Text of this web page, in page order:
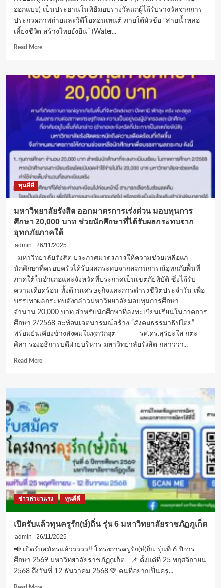
ออกแบบ) เป็นประธานในพิธีมอบรางวัลแก่ผู้ได้รับรางวัลจากการ
ประกวดภาพถ่ายและวิดีโอคอนเทนต์ ภายใต้หัวข้อ “สายน้ำหล่อ
เลี้ยงชีวิต สร้างไทยยั่งยืน” (Water...
Read MoreRead
กรมชลประทาน
ประกวด
ภาพถ่าย
และ
วิดีโอ
คอน
เทนต์
“สายน้ำ
หล่อ
เลี้ยง
ชีวิต
สร้าง
ยั่งยืน”
ทุนดีดี
มหาวิทยาลัยรังสิต ออกมาตรการเร่งด่วน มอบทุนการ
ศึกษา 20,000 บาท ช่วยนักศึกษาที่ได้รับผลกระทบจาก
อุทกภัยภาคใต้
admin
26/11/2025
มหาวิทยาลัยรังสิต ประกาศมาตรการให้ความช่วยเหลือแก่
นักศึกษาที่ครอบครัวได้รับผลกระทบจากสถานการณ์อุทกภัยพื้นที่
ภาคใต้ในอำเภอและจังหวัดที่ประกาศเป็นเขตภัยพิบัติ ซึ่งได้รับ
ความเดือดร้อน ทั้งด้านเศรษฐกิจและการดำรงชีวิตประจำวัน เพื่อ
บรรเทาผลกระทบดังกล่าวมหาวิทยาลัยมอบทุนการศึกษา
จำนวน 20,000 บาท สำหรับนักศึกษาที่ลงทะเบียนเรียนในภาคการ
ศึกษา 2/2568 สะท้อนเจตนารมณ์สร้าง “สังคมธรรมาธิปไตย”
พร้อมยืนเคียงข้างสังคมในทุกวิกฤต รศ.ดร.สุริยะใส กตะ
ศิลา รองอธิการบดีฝ่ายบริหาร มหาวิทยาลัยรังสิต กล่าวว่า...
Read MoreRead
มหาวิทยาลัย
รังสิต
ออก
มาตรการ
เร่ง
ด่วน
มอบ
ทุน
20,000
บาท
ช่วย
ที่
ได้
รับ
ผลก
ระ
จาก
ข่าวล่ามาแรง ทุนดีดี
เปิดรับแล้วทุนครูรัก(ษ์)ถิ่น รุ่น 6 มหาวิทยาลัยราชภัฏภูเก็ต
admin
26/11/2025
📢 เปิดรับสมัครแล้ววววว!! โครงการครูรัก(ษ์)ถิ่น รุ่นที่ 6 ปีการ
ศึกษา 2569 มหาวิทยาลัยราชภัฏภูเก็ต 📌 ตั้งแต่ที่ 25 พฤศจิกายน
2568 ถึงวันที่ 12 ธันวาคม 2568 💚 คนที่อยากเป็นครู...
Read